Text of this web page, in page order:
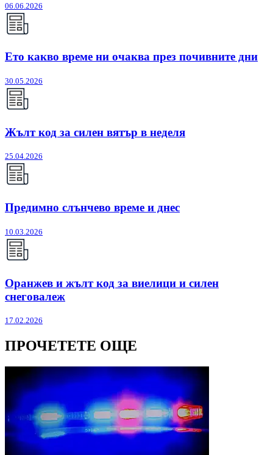
06.06.2026
Ето какво време ни очаква през почивните дни
30.05.2026
Жълт код за силен вятър в неделя
25.04.2026
Предимно слънчево време и днес
10.03.2026
Оранжев и жълт код за виелици и силен
снеговалеж
17.02.2026
ПРОЧЕТЕТЕ ОЩЕ